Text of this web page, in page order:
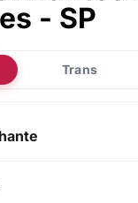
- SP
Trans